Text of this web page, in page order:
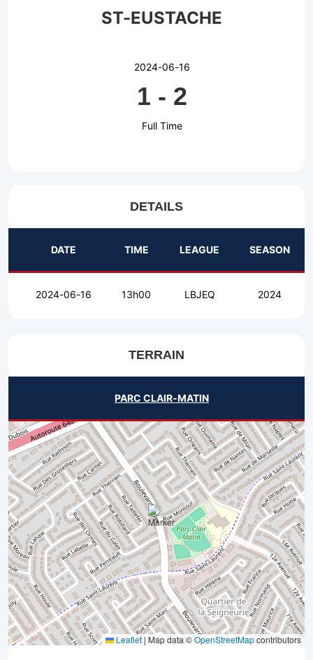
ST-EUSTACHE
2024-06-16
1 - 2
Full Time
DETAILS
DATE TIME LEAGUE SEASON
2024-06-16 13h00 LBJEQ 2024
TERRAIN
PARC CLAIR-MATIN
Leaflet | Map data ©OpenStreetMapcontributors